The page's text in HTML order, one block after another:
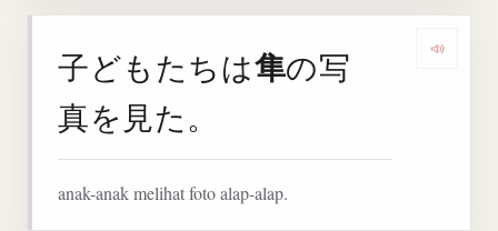
子どもたちは隼の写
真を見た。
anak-anak melihat foto alap-alap.